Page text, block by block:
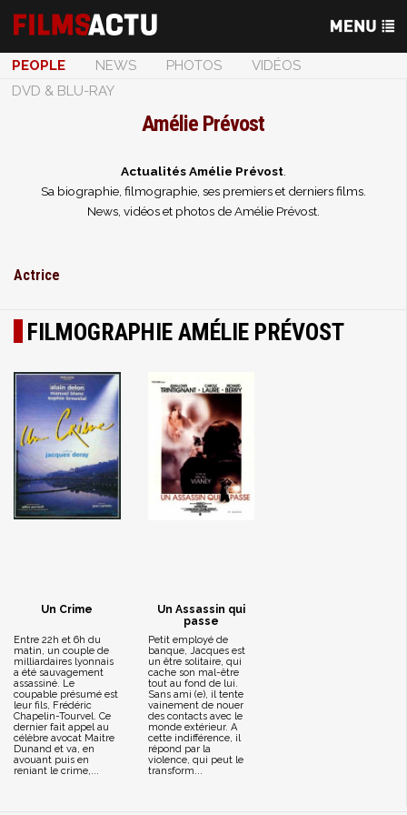
PEOPLE NEWS PHOTOS
VIDÉOS
DVD & BLU-RAY
Amélie Prévost
Actualités Amélie Prévost.
Sa biographie, filmographie, ses premiers et derniers films.
News, vidéos et photos de Amélie Prévost.
Actrice
FILMOGRAPHIE AMÉLIE PRÉVOST
Un Crime
Entre 22h et 6h du
matin, un couple de
milliardaires lyonnais
a été sauvagement
assassiné. Le
coupable présumé est
leur fils, Frédéric
Chapelin-Tourvel. Ce
dernier fait appel au
célèbre avocat Maitre
Dunand et va, en
avouant puis en
reniant le crime,...
Un Assassin qui
passe
Petit employé de
banque, Jacques est
un être solitaire, qui
cache son mal-être
tout au fond de lui.
Sans ami (e), il tente
vainement de nouer
des contacts avec le
monde extérieur. A
cette indifférence, il
répond par la
violence, qui peut le
transform...